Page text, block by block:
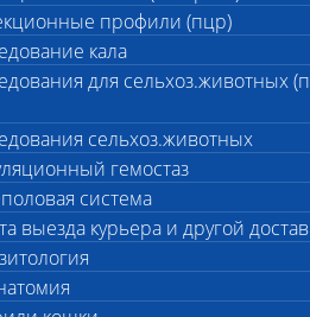
профили (пцр)
кала
для сельхоз.животных
сельхоз.животных
гемостаз
система
выезда курьера и другой
лесных кошек)
исследованию
с антикоагулянтом.
К2ЭДТА) , буккальный
чипа